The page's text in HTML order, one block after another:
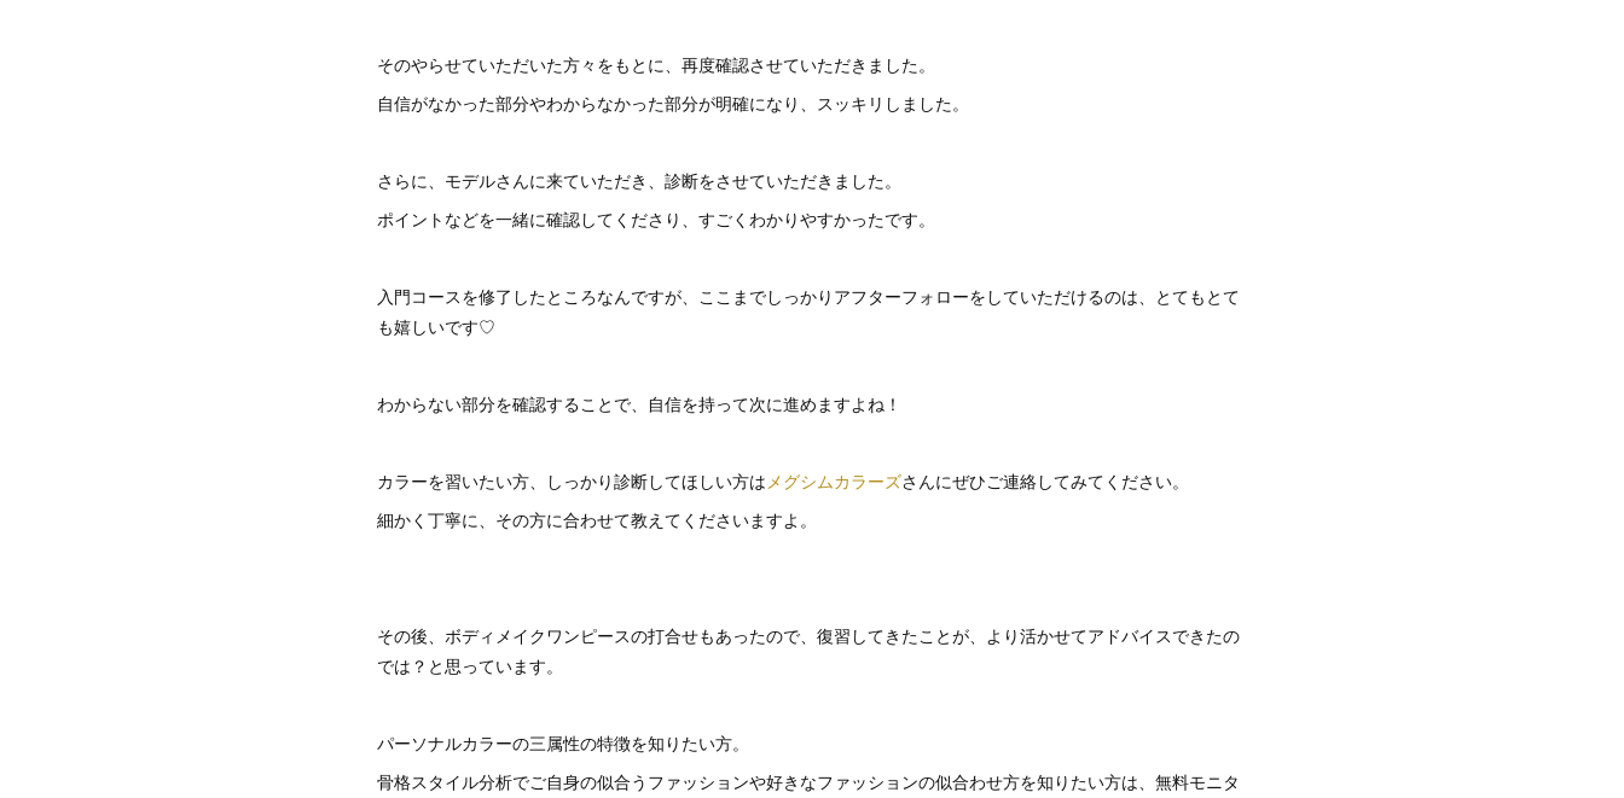
そのやらせていただいた方々をもとに、再度確認させていただきました。
自信がなかった部分やわからなかった部分が明確になり、スッキリしました。
さらに、モデルさんに来ていただき、診断をさせていただきました。
ポイントなどを一緒に確認してくださり、すごくわかりやすかったです。
入門コースを修了したところなんですが、ここまでしっかりアフターフォローをしていただけるのは、とてもとて
も嬉しいです♡
わからない部分を確認することで、自信を持って次に進めますよね！
カラーを習いたい方、しっかり診断してほしい方はメグシムカラーズさんにぜひご連絡してみてください。
細かく丁寧に、その方に合わせて教えてくださいますよ。
その後、ボディメイクワンピースの打合せもあったので、復習してきたことが、より活かせてアドバイスできたの
では？と思っています。
パーソナルカラーの三属性の特徴を知りたい方。
骨格スタイル分析でご自身の似合うファッションや好きなファッションの似合わせ方を知りたい方は、無料モニタ